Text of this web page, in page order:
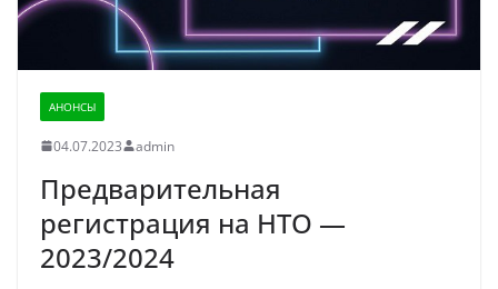
АНОНСЫ
04.07.2023 admin
Предварительная
регистрация на НТО —
2023/2024